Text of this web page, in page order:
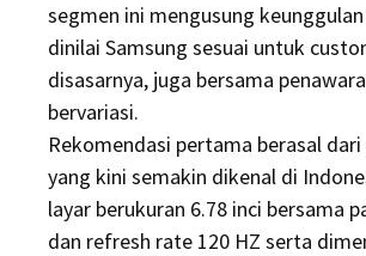
segmen ini mengusung
dinilai Samsung sesuai untuk
disasarnya, juga bersama
bervariasi.
Rekomendasi pertama berasal
yang kini semakin dikenal di
layar berukuran 6.78 inci bersama
dan refresh rate 120 HZ serta